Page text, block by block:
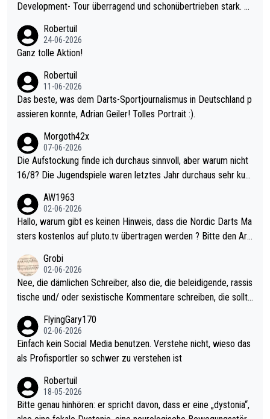
Development- Tour überragend und schonübertrieben stark. U
mal 40+ erst recht. Da gewinnst keinen Blumentopf - ist ja noc
h krasser wie ein Pokalspiel eines Kreisligisten vs einem Bund
Robertuil
24-06-2026
Ganz tolle Aktion!
Robertuil
11-06-2026
Das beste, was dem Darts-Sportjournalismus in Deutschland p
assieren konnte, Adrian Geiler! Tolles Portrait :).
Morgoth42x
07-06-2026
Die Aufstockung finde ich durchaus sinnvoll, aber warum nicht
16/8? Die Jugendspiele waren letztes Jahr durchaus sehr kurz
Allerdings ist Mitchell Lawrie als Nummer 1 der Welt eh qualifi
ziert. Somit ändert die automatische Qualifikation des Weltmei
sters erstmal nichts. Ich denke sie wollen damit für nächstes J
ohl wenig WDF Turniere spielen. Dies war bei Archie Self letzt
es Jahr der Fall. Er musste als amtierender Weltmeister durch
den Qualifier und ich glaube kaum, dass Mitchel sich das (in Ve
el hat.
AW1963
02-06-2026
Hallo, warum gibt es keinen Hinweis, dass die Nordic Darts Ma
sters kostenlos auf pluto.tv übertragen werden ? Bitte den Arti
Grobi
02-06-2026
Nee, die dämlichen Schreiber, also die, die beleidigende, rassis
tische und/ oder sexistische Kommentare schreiben, die sollte
s Leben in den Griff kriegen. Nur eins wundert mich: Luke Little
r war doch neulich erst derjenige, der über Social Media GvV p
rovoziert hat. Und Littlers Mutter schießt öfters mal gegen Ric
FlyingGary170
02-06-2026
Einfach kein Social Media benutzen. Verstehe nicht, wieso das
als Profisportler so schwer zu verstehen ist
Robertuil
18-05-2026
Bitte genau hinhören: er spricht davon, dass er eine „dystonia“,